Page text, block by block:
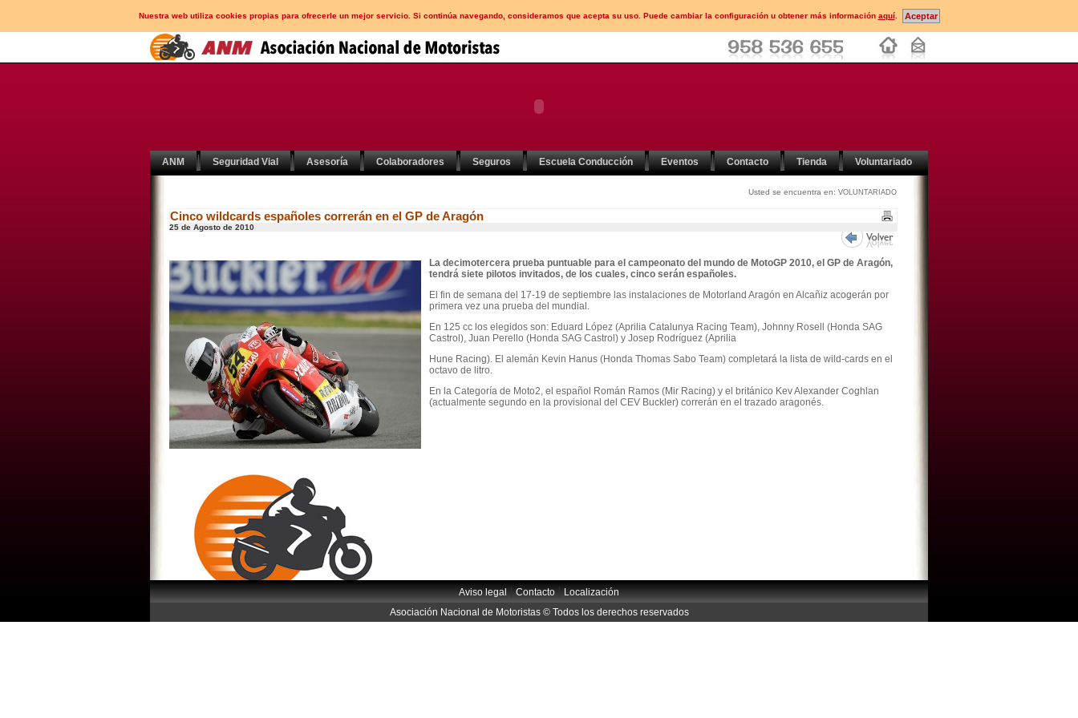
Nuestra web utiliza cookies propias para ofrecerle un mejor servicio. Si continúa navegando, consideramos que acepta su uso. Puede cambiar la configuración u obtener más información aquí.
ANM Seguridad Vial Asesoría Colaboradores Seguros Escuela Conducción Eventos Contacto Tienda Voluntariado
Usted se encuentra en: VOLUNTARIADO
Cinco wildcards españoles correrán en el GP de Aragón
25 de Agosto de 2010
La decimotercera prueba puntuable para el campeonato del mundo de MotoGP 2010, el GP de Aragón,
tendrá siete pilotos invitados, de los cuales, cinco serán españoles.
El fin de semana del 17‐19 de septiembre las instalaciones de Motorland Aragón en Alcañiz acogerán por
primera vez una prueba del mundial.
En 125 cc los elegidos son: Eduard López (Aprilia Catalunya Racing Team), Johnny Rosell (Honda SAG
Castrol), Juan Perello (Honda SAG Castrol) y Josep Rodríguez (Aprilia
Hune Racing). El alemán Kevin Hanus (Honda Thomas Sabo Team) completará la lista de wild‐cards en el
octavo de litro.
En la Categoría de Moto2, el español Román Ramos (Mir Racing) y el británico Kev Alexander Coghlan
(actualmente segundo en la provisional del CEV Buckler) correrán en el trazado aragonés.
Aviso legal|Contacto|Localización
Asociación Nacional de Motoristas © Todos los derechos reservados